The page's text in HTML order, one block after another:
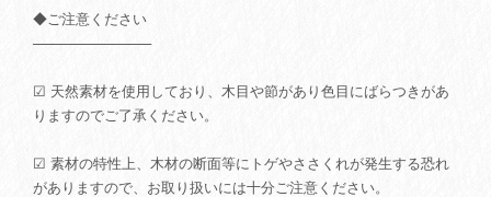
◆ご注意ください
────────────
☑ 天然素材を使用しており、木目や節があり色目にばらつきがあ
りますのでご了承ください。
☑ 素材の特性上、木材の断面等にトゲやささくれが発生する恐れ
がありますので、お取り扱いには十分ご注意ください。